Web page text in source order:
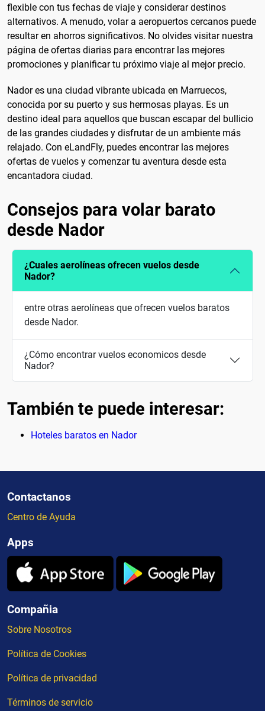
flexible con tus fechas de viaje y considerar destinos
alternativos. A menudo, volar a aeropuertos cercanos puede
resultar en ahorros significativos. No olvides visitar nuestra
página de ofertas diarias para encontrar las mejores
promociones y planificar tu próximo viaje al mejor precio.
Nador es una ciudad vibrante ubicada en Marruecos,
conocida por su puerto y sus hermosas playas. Es un
destino ideal para aquellos que buscan escapar del bullicio
de las grandes ciudades y disfrutar de un ambiente más
relajado. Con eLandFly, puedes encontrar las mejores
ofertas de vuelos y comenzar tu aventura desde esta
encantadora ciudad.
Consejos para volar barato
desde Nador
¿Cuales aerolíneas ofrecen vuelos desde
Nador?
entre otras aerolíneas que ofrecen vuelos baratos
desde Nador.
¿Cómo encontrar vuelos economicos desde
Nador?
También te puede interesar:
Hoteles baratos en Nador
Contactanos
Centro de Ayuda
Apps
Compañia
Sobre Nosotros
Política de Cookies
Política de privacidad
Términos de servicio